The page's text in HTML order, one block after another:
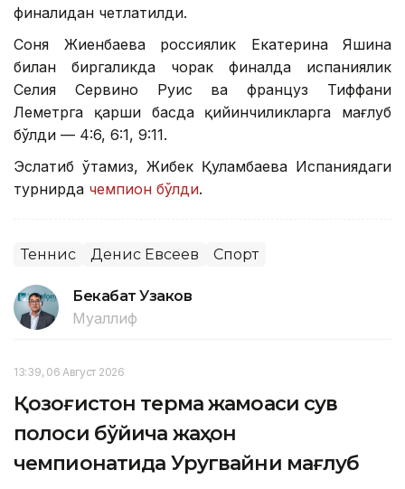
финалидан четлатилди.
Соня Жиенбаева россиялик Екатерина Яшина
билан биргаликда чорак финалда испаниялик
Селия Сервино Руис ва француз Тиффани
Леметрга қарши баҳсда қийинчиликларга мағлуб
бўлди — 4:6, 6:1, 9:11.
Эслатиб ўтамиз, Жибек Қуламбаева Испаниядаги
турнирда чемпион бўлди.
Теннис Денис Евсеев Спорт
Бекабат Узаков
Муаллиф
13:39, 06 Август 2026
Қозоғистон терма жамоаси сув
полоси бўйича жаҳон
чемпионатида Уругвайни мағлуб